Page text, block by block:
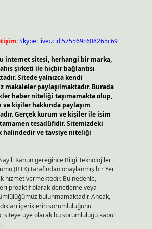
Skype: live:.cid.575569c608265c69
internet sitesi, herhangi bir marka,
şirketi ile hiçbir bağlantısı
Sitede yalnızca kendi
makaleler paylaşılmaktadır. Burada
haber niteliği taşımamakta olup,
kişiler hakkında paylaşım
Gerçek kurum ve kişiler ile isim
tesadüfidir. Sitemizdeki
halindedir ve tavsiye niteliği
Kanun gereğince Bilgi Teknolojileri
(BTK) tarafından onaylanmış bir Yer
hizmet vermektedir. Bu nedenle,
proaktif olarak denetleme veya
bulunmamaktadır. Ancak,
içeriklerin sorumluluğunu
siteye üye olarak bu sorumluluğu kabul